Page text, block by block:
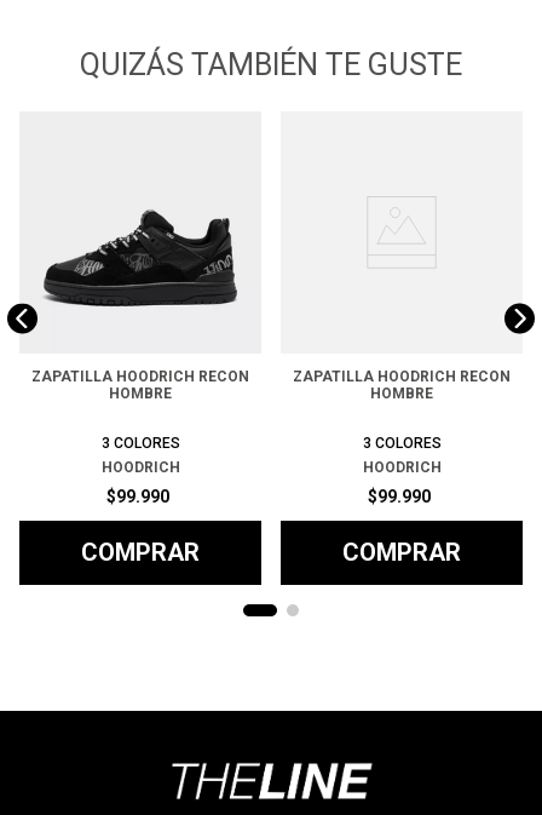
QUIZÁS TAMBIÉN TE GUSTE
ZAPATILLA HOODRICH RECON
HOMBRE
3 COLORES
HOODRICH
$99.990
COMPRAR
ZAPATILLA HOODRICH RECON
HOMBRE
3 COLORES
HOODRICH
$99.990
COMPRAR